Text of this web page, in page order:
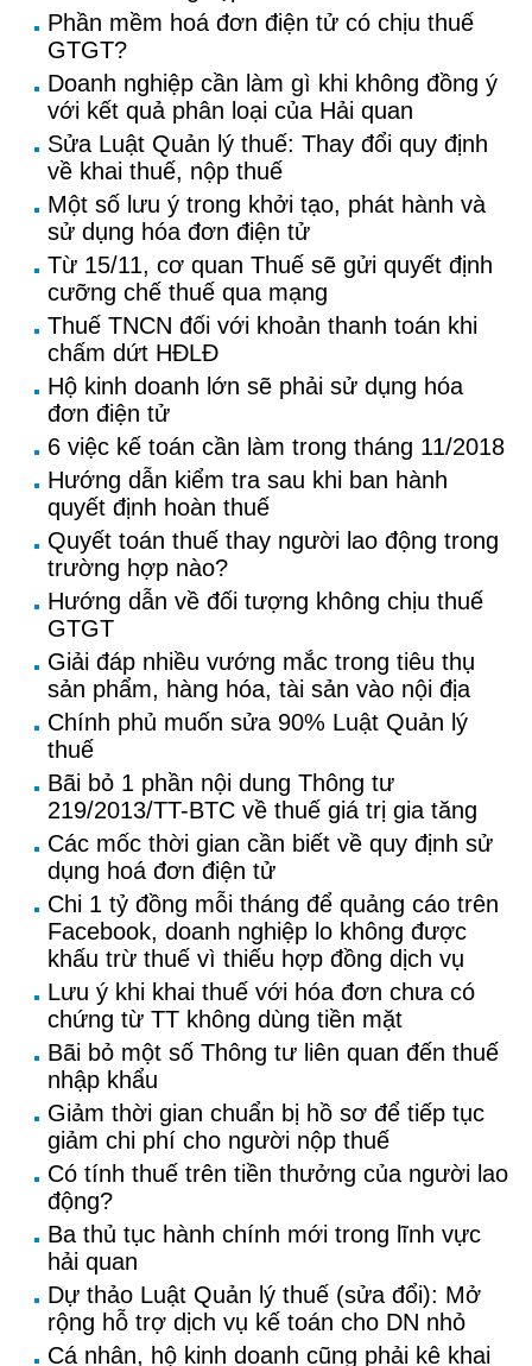
Phần mềm hoá đơn điện tử có chịu thuế
GTGT?
Doanh nghiệp cần làm gì khi không đồng ý
với kết quả phân loại của Hải quan
Sửa Luật Quản lý thuế: Thay đổi quy định
về khai thuế, nộp thuế
Một số lưu ý trong khởi tạo, phát hành và
sử dụng hóa đơn điện tử
Từ 15/11, cơ quan Thuế sẽ gửi quyết định
cưỡng chế thuế qua mạng
Thuế TNCN đối với khoản thanh toán khi
chấm dứt HĐLĐ
Hộ kinh doanh lớn sẽ phải sử dụng hóa
đơn điện tử
6 việc kế toán cần làm trong tháng 11/2018
Hướng dẫn kiểm tra sau khi ban hành
quyết định hoàn thuế
Quyết toán thuế thay người lao động trong
trường hợp nào?
Hướng dẫn về đối tượng không chịu thuế
GTGT
Giải đáp nhiều vướng mắc trong tiêu thụ
sản phẩm, hàng hóa, tài sản vào nội địa
Chính phủ muốn sửa 90% Luật Quản lý
thuế
Bãi bỏ 1 phần nội dung Thông tư
219/2013/TT-BTC về thuế giá trị gia tăng
Các mốc thời gian cần biết về quy định sử
dụng hoá đơn điện tử
Chi 1 tỷ đồng mỗi tháng để quảng cáo trên
Facebook, doanh nghiệp lo không được
khấu trừ thuế vì thiếu hợp đồng dịch vụ
Lưu ý khi khai thuế với hóa đơn chưa có
chứng từ TT không dùng tiền mặt
Bãi bỏ một số Thông tư liên quan đến thuế
nhập khẩu
Giảm thời gian chuẩn bị hồ sơ để tiếp tục
giảm chi phí cho người nộp thuế
Có tính thuế trên tiền thưởng của người lao
động?
Ba thủ tục hành chính mới trong lĩnh vực
hải quan
Dự thảo Luật Quản lý thuế (sửa đổi): Mở
rộng hỗ trợ dịch vụ kế toán cho DN nhỏ
Cá nhân, hộ kinh doanh cũng phải kê khai